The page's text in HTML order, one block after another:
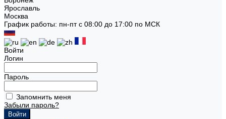
Ярославль
Москва
График работы: пн-пт с 08:00 до 17:00 по МСК
Войти
Логин
Пароль
Запомнить меня
Забыли пароль?